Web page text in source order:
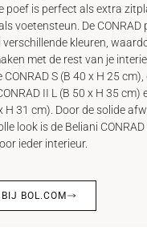
poef is perfect als extra
voetensteun. De CONRAD
kleuren,
met de rest van je
S (B 40 x H 25 cm),
II L (B 50 x H 35 cm)
H 31 cm). Door de solide
look is de Beliani
ieder interieur.
BOL.COM